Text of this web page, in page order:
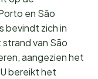
en São
bevindt zich in
strand van São
aangezien het
bereikt het